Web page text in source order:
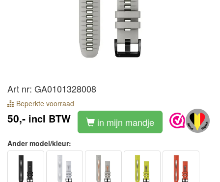
Art nr: GA0101328008
Beperkte voorraad
50,- incl BTW in mijn mandje
Ander model/kleur: